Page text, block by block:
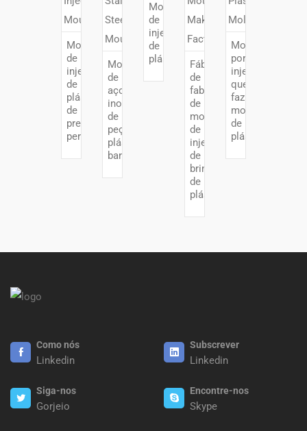
Molde
de
injeção
de
plástico
de
precisão
personalizada
Molde
de
aço
inoxidável
de
peça
plástica
barata
Moldes
de
injeção
de
plástico
Fábrica
de
fabricação
de
moldes
de
injeção
de
brinquedos
de
plástico
Moldagem
por
injeção
que
faz
molde
de
plástico
Como nós
Linkedin
Siga-nos
Gorjeio
Subscrever
Linkedin
Encontre-nos
Skype